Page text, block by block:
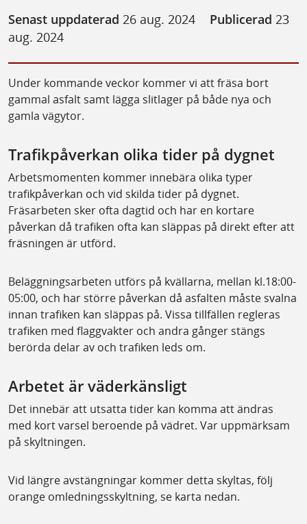
Senast uppdaterad 26 aug. 2024 Publicerad 23
aug. 2024
Under kommande veckor kommer vi att fräsa bort
gammal asfalt samt lägga slitlager på både nya och
gamla vägytor.
Trafikpåverkan olika tider på dygnet
Arbetsmomenten kommer innebära olika typer
trafikpåverkan och vid skilda tider på dygnet.
Fräsarbeten sker ofta dagtid och har en kortare
påverkan då trafiken ofta kan släppas på direkt efter att
fräsningen är utförd.
Beläggningsarbeten utförs på kvällarna, mellan kl.18:00-
05:00, och har större påverkan då asfalten måste svalna
innan trafiken kan släppas på. Vissa tillfällen regleras
trafiken med flaggvakter och andra gånger stängs
berörda delar av och trafiken leds om.
Arbetet är väderkänsligt
Det innebär att utsatta tider kan komma att ändras
med kort varsel beroende på vädret. Var uppmärksam
på skyltningen.
Vid längre avstängningar kommer detta skyltas, följ
orange omledningsskyltning, se karta nedan.